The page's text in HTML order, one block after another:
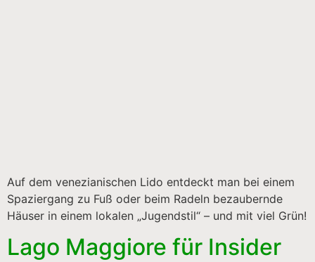
Auf dem venezianischen Lido entdeckt man bei einem
Spaziergang zu Fuß oder beim Radeln bezaubernde
Häuser in einem lokalen „Jugendstil“ – und mit viel Grün!
Lago Maggiore für Insider